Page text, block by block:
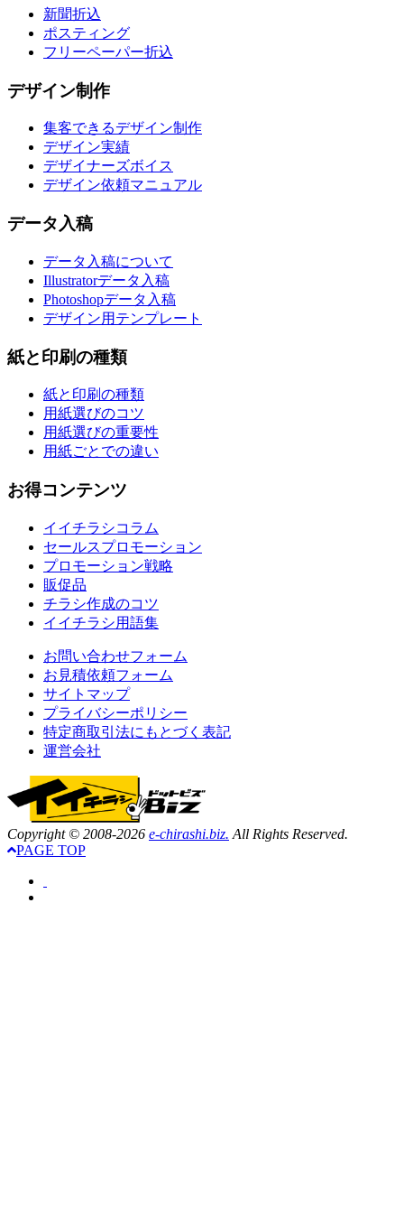
新聞折込
ポスティング
フリーペーパー折込
デザイン制作
集客できるデザイン制作
デザイン実績
デザイナーズボイス
デザイン依頼マニュアル
データ入稿
データ入稿について
Illustratorデータ入稿
Photoshopデータ入稿
デザイン用テンプレート
紙と印刷の種類
紙と印刷の種類
用紙選びのコツ
用紙選びの重要性
用紙ごとでの違い
お得コンテンツ
イイチラシコラム
セールスプロモーション
プロモーション戦略
販促品
チラシ作成のコツ
イイチラシ用語集
お問い合わせフォーム
お見積依頼フォーム
サイトマップ
プライバシーポリシー
特定商取引法にもとづく表記
運営会社
Copyright © 2008-2026 e-chirashi.biz. All Rights Reserved.
PAGE TOP